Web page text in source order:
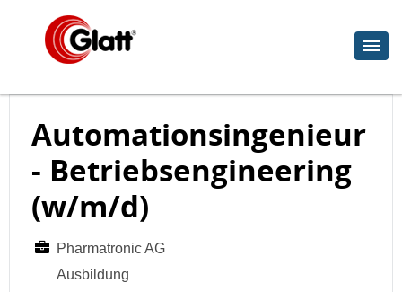
Automationsingenieur
- Betriebsengineering
(w/m/d)
Pharmatronic AG
Ausbildung